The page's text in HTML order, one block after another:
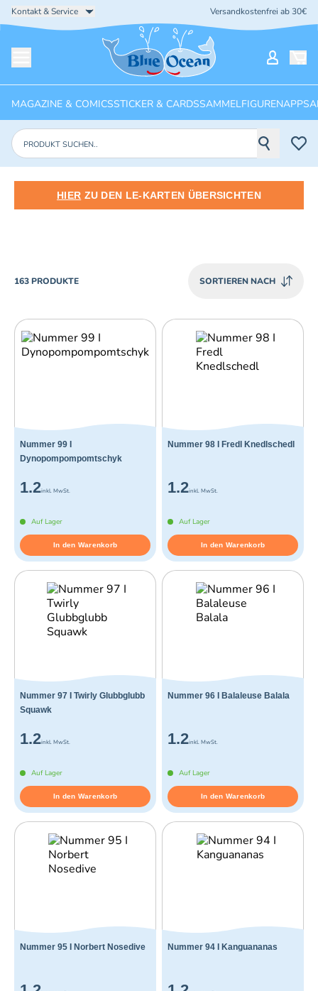
Kontakt & Service Versandkostenfrei ab 30€
Startseite
MAGAZINE & COMICSSTICKER & CARDSSAMMELFIGURENAPPS
Produkte suchen
HIER ZU DEN LE-KARTEN ÜBERSICHTEN
PRODUCTS
163 PRODUKTE SORTIEREN NACH
Nummer 99 I
Dynopompompomtschyk
1.2inkl. MwSt.
Auf Lager
In den Warenkorb
Nummer 98 I Fredl Knedlschedl
1.2inkl. MwSt.
Auf Lager
In den Warenkorb
Nummer 97 I Twirly Glubbglubb
Squawk
1.2inkl. MwSt.
Auf Lager
In den Warenkorb
Nummer 96 I Balaleuse Balala
1.2inkl. MwSt.
Auf Lager
In den Warenkorb
Nummer 95 I Norbert Nosedive Nummer 94 I Kanguananas